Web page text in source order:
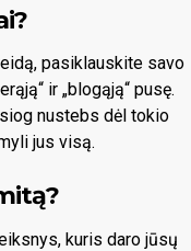
pasiklauskite savo
ir „blogąją“ pusę.
nustebs dėl tokio
jus visą.
kuris daro jūsų